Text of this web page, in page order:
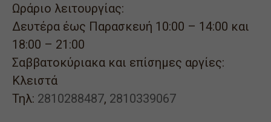
Ωράριο λειτουργίας:
Δευτέρα έως Παρασκευή 10:00 – 14:00 και
18:00 – 21:00
Σαββατοκύριακα και επίσημες αργίες:
Κλειστά
Τηλ: 2810288487, 2810339067